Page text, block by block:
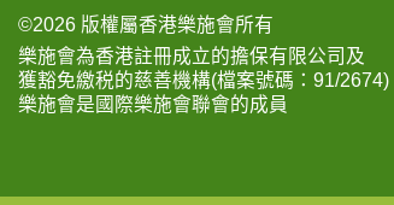
©2026 版權屬香港樂施會所有
樂施會為香港註冊成立的擔保有限公司及
獲豁免繳税的慈善機構(檔案號碼：91/2674)
樂施會是國際樂施會聯會的成員